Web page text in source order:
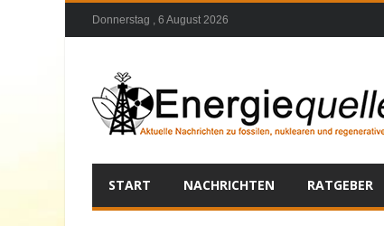
Donnerstag , 6 August 2026
START NACHRICHTEN RATGEBER